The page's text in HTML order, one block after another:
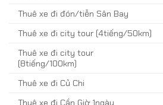
Thuê xe đi đón/tiễn Sân Bay
Thuê xe đi city tour (4tiếng/50km)
Thuê xe đi city tour
(8tiếng/100km)
Thuê xe đi Củ Chi
Thuê xe đi Cần Giờ 1ngày